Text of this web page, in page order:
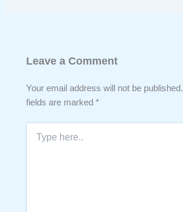
Leave a Comment
Your email address will not be published.
fields are marked*
here..